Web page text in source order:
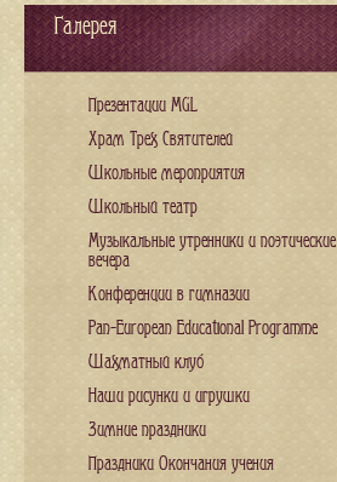
Галерея
Презентации MGL
Храм Трех Святителей
Школьные мероприятия
Школьный театр
Музыкальные утренники и поэтические
вечера
Конференции в гимназии
Pan-European Educational Programme
Шахматный клуб
Наши рисунки и игрушки
Зимние праздники
Праздники Окончания учения